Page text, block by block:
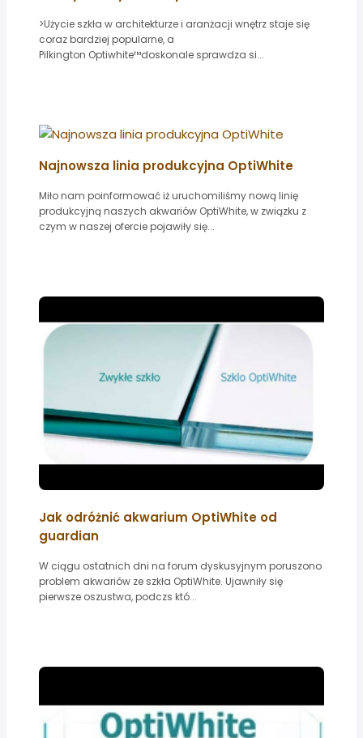
>Użycie szkła w architekturze i aranżacji wnętrz staje się
coraz bardziej popularne, a
Pilkington Optiwhite™doskonale sprawdza si...
Najnowsza linia produkcyjna OptiWhite
Miło nam poinformować iż uruchomiliśmy nową linię
produkcyjną naszych akwariów OptiWhite, w związku z
czym w naszej ofercie pojawiły się...
Jak odróżnić akwarium OptiWhite od
guardian
W ciągu ostatnich dni na forum dyskusyjnym poruszono
problem akwariów ze szkła OptiWhite. Ujawniły się
pierwsze oszustwa, podczs któ...